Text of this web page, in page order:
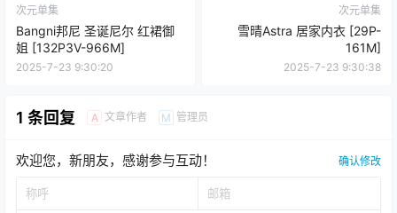
次元单集
Bangni邦尼 圣诞尼尔 红裙御
姐 [132P3V-966M]
2025-7-23 9:30:20
次元单集
雪晴Astra 居家内衣 [29P-
161M]
2025-7-23 9:30:38
1 条回复 A 文章作者 M 管理员
欢迎您，新朋友，感谢参与互动！ 确认修改